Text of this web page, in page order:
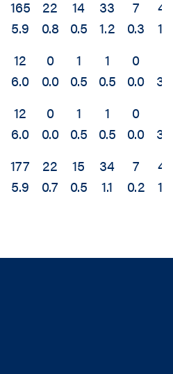
165
5.9
22
0.8
14
0.5
33
1.2
7
0.3
40
1.4
12
6.0
0
0.0
1
0.5
1
0.5
0
0.0
12
6.0
0
0.0
1
0.5
1
0.5
0
0.0
177
5.9
22
0.7
15
0.5
34
1.1
7
0.2
46
1.5